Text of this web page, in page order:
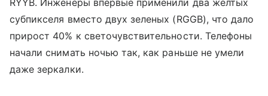
RYYB. Инженеры впервые применили два желтых
субпикселя вместо двух зеленых (RGGB), что дало
прирост 40% к светочувствительности. Телефоны
начали снимать ночью так, как раньше не умели
даже зеркалки.